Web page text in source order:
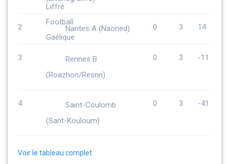
2 Nantes A (Naoned) 0 3 14
3
Rennes B
(Roazhon/Resnn)
0 3 -11
4
Saint-Coulomb
(Sant-Kouloum)
0 3 -41
Voir le tableau complet